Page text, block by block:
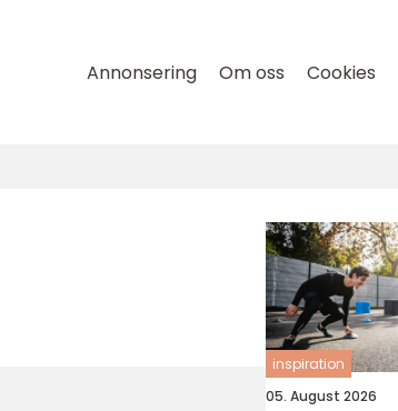
Annonsering Om oss Cookies
inspiration
05. August 2026